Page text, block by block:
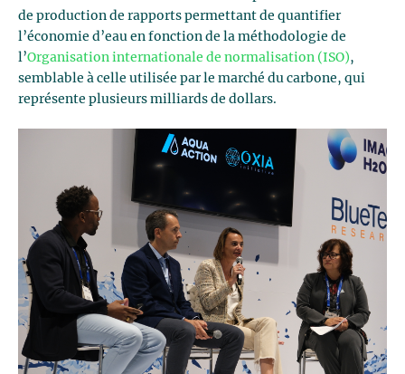
de production de rapports permettant de quantifier
l’économie d’eau en fonction de la méthodologie de
l’Organisation internationale de normalisation (ISO),
semblable à celle utilisée par le marché du carbone, qui
représente plusieurs milliards de dollars.